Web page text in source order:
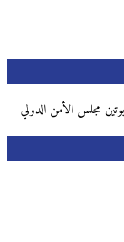
مجلس الأمن الدولي